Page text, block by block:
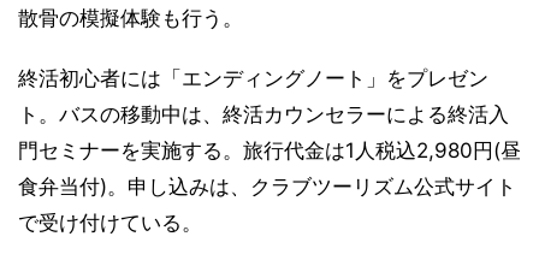
散骨の模擬体験も行う。
終活初心者には「エンディングノート」をプレゼン
ト。バスの移動中は、終活カウンセラーによる終活入
門セミナーを実施する。旅行代金は1人税込2,980円(昼
食弁当付)。申し込みは、クラブツーリズム公式サイト
で受け付けている。